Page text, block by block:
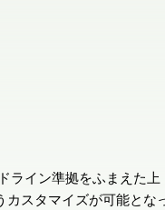
ライン準拠をふまえた上
スタマイズが可能とな